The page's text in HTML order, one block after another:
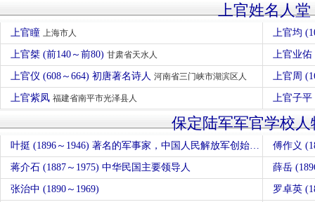
上官姓名人堂
上官瞳 上海市人 上官均
上官桀 (前140～前80) 甘肃省天水人 上官业佑
上官仪 (608～664) 初唐著名诗人 河南省三门峡市湖滨区人 上官周
上官紫凤 福建省南平市光泽县人 上官子平
保定陆军军官学校
叶挺 (1896～1946) 著名的军事家，中国人民解放军创始人之一 傅作义
蒋介石 (1887～1975) 中华民国主要领导人 薛岳
张治中 (1890～1969) 罗卓英